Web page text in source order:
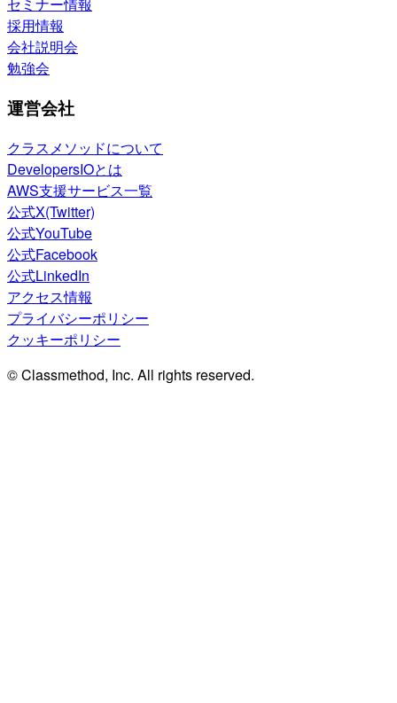
採用情報
会社説明会
勉強会
運営会社
クラスメソッドについて
DevelopersIOとは
AWS支援サービス一覧
公式X(Twitter)
公式YouTube
公式Facebook
公式LinkedIn
アクセス情報
プライバシーポリシー
クッキーポリシー
© Classmethod, Inc. All rights reserved.